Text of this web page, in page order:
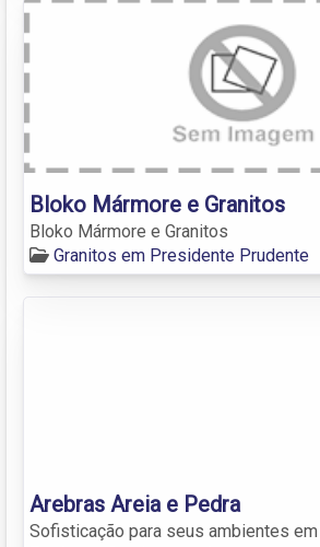
Bloko Mármore e Granitos
Bloko Mármore e Granitos
Granitos em Presidente Prudente
Arebras Areia e Pedra
Sofisticação para seus ambientes